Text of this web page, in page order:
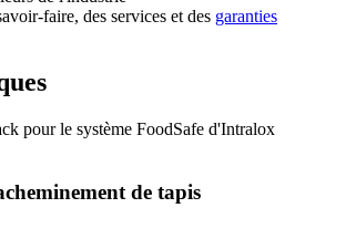
faire, des services et des garanties
pour le système FoodSafe d'Intralox
de tapis